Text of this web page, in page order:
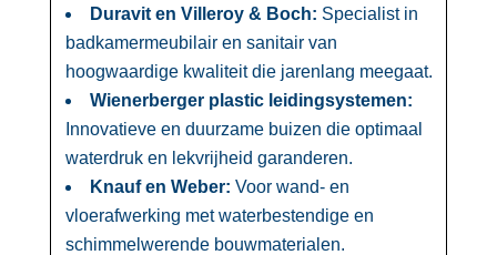
Duravit en Villeroy & Boch: Specialist in
badkamermeubilair en sanitair van
hoogwaardige kwaliteit die jarenlang meegaat.​
Wienerberger plastic leidingsystemen:
Innovatieve en duurzame buizen die optimaal
waterdruk en lekvrijheid garanderen.​
Knauf en Weber: Voor wand- en
vloerafwerking met waterbestendige en
schimmelwerende bouwmaterialen.​